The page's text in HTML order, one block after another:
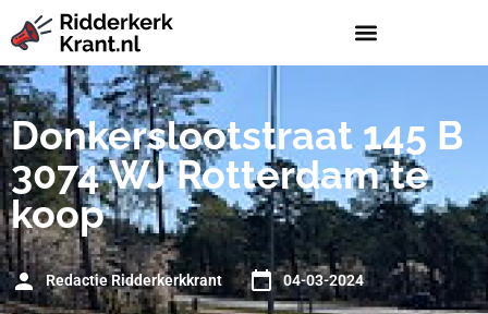
Donkerslootstraat 145 B
3074 WJ Rotterdam te
koop
Redactie Ridderkerkkrant 04-03-2024